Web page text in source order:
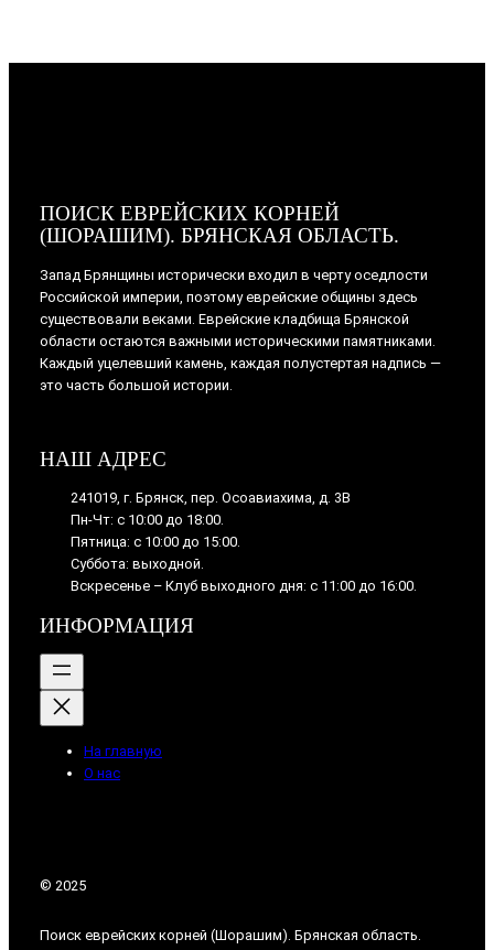
ПОИСК ЕВРЕЙСКИХ КОРНЕЙ
(ШОРАШИМ). БРЯНСКАЯ ОБЛАСТЬ.
Запад Брянщины исторически входил в черту оседлости
Российской империи, поэтому еврейские общины здесь
существовали веками. Еврейские кладбища Брянской
области остаются важными историческими памятниками.
Каждый уцелевший камень, каждая полустертая надпись —
это часть большой истории.
НАШ АДРЕС
241019, г. Брянск, пер. Осоавиахима, д. 3В
Пн-Чт: с 10:00 до 18:00.
Пятница: с 10:00 до 15:00.
Суббота: выходной.
Вскресенье – Клуб выходного дня: с 11:00 до 16:00.
ИНФОРМАЦИЯ
На главную
О нас
© 2025
Поиск еврейских корней (Шорашим). Брянская область.